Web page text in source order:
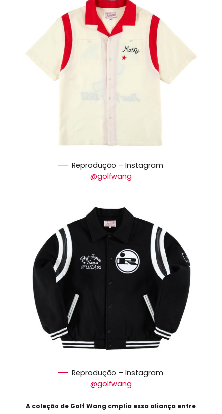
Reprodução – Instagram
@golfwang
Reprodução – Instagram
@golfwang
A coleção de Golf Wang amplia essa aliança entre